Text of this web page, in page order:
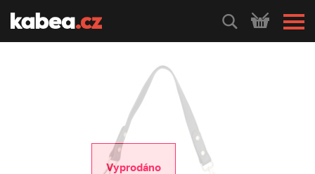
HLEDEJ
Vyprodáno